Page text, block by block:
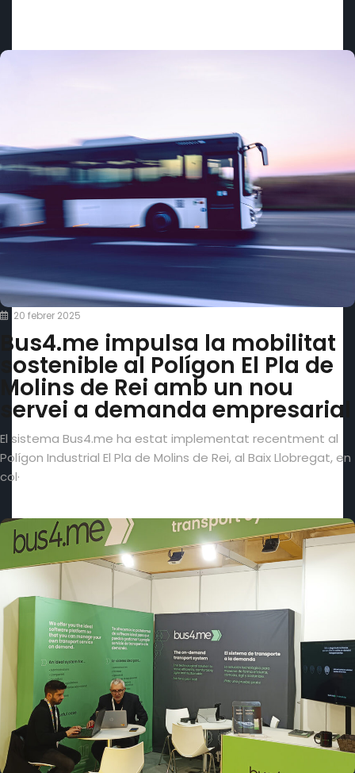
20 febrer 2025
Bus4.me impulsa la mobilitat
sostenible al Polígon El Pla de
Molins de Rei amb un nou
servei a demanda empresarial
El sistema Bus4.me ha estat implementat recentment al
Polígon Industrial El Pla de Molins de Rei, al Baix Llobregat, en
col·